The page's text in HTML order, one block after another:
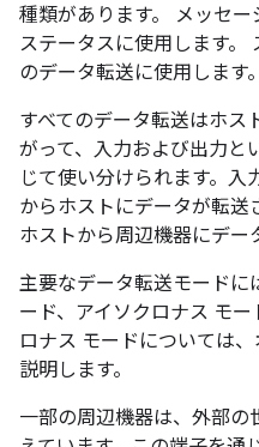
種類があります。
メッセー
ステータスに使用します。
のデータ転送に使用します。
すべてのデータ転送はホス
がって、入力および出力と
じて使い分けられます。 入
からホストにデータが転送
ホストから周辺機器にデー
主要なデータ転送モードに
ード、アイソクロナス モー
ロナス モードについては
説明します。
一部の周辺機器は、外部